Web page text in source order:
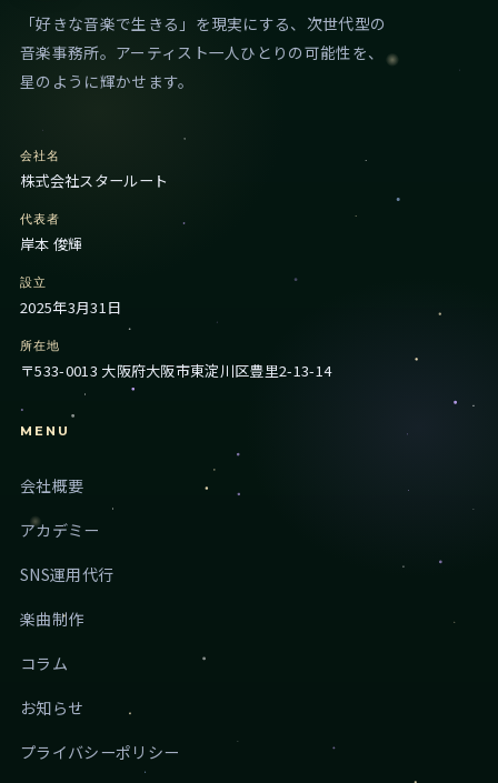
「好きな音楽で生きる」を現実にする、次世代型の
音楽事務所。アーティスト一人ひとりの可能性を、
星のように輝かせます。
会社名
株式会社スタールート
代表者
岸本 俊輝
設立
2025年3月31日
所在地
〒533-0013 大阪府大阪市東淀川区豊里2-13-14
MENU
会社概要
アカデミー
SNS運用代行
楽曲制作
コラム
お知らせ
プライバシーポリシー